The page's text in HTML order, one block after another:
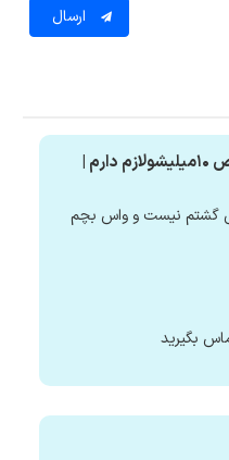
ارسال
سلام وقت بخیر من از این قرص ۱۰میلیشولازم دارم |
گشتم نیست و واس بچم